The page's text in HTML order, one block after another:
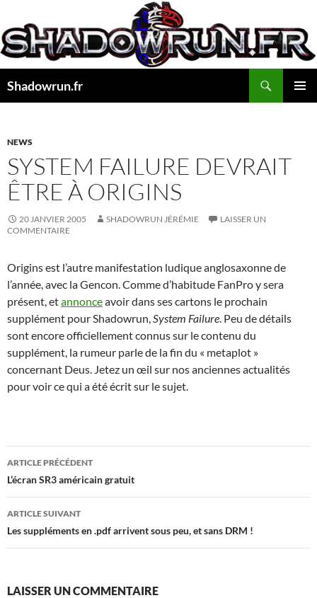
au
contenu
Shadowrun.fr
NEWS
SYSTEM FAILURE DEVRAIT
ÊTRE À ORIGINS
20 JANVIER 2005 SHADOWRUN JÉRÉMIE
LAISSER UN
COMMENTAIRE
Origins est l’autre manifestation ludique anglosaxonne de
l’année, avec la Gencon. Comme d’habitude FanPro y sera
présent, etannonceavoir dans ses cartons le prochain
supplément pour Shadowrun,System Failure. Peu de détails
sont encore officiellement connus sur le contenu du
supplément, la rumeur parle de la fin du « metaplot »
concernant Deus. Jetez un œil sur nos anciennes actualités
pour voir ce qui a été écrit sur le sujet.
Navigation
des
articles
ARTICLE PRÉCÉDENT
L’écran SR3 américain gratuit
ARTICLE SUIVANT
Les suppléments en .pdf arrivent sous peu, et sans DRM !
LAISSER UN COMMENTAIRE